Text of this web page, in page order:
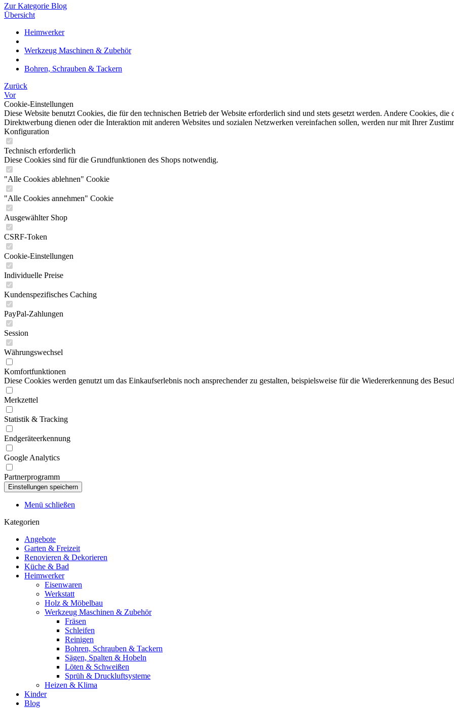
Zur Kategorie Blog
Übersicht
Heimwerker
Werkzeug Maschinen & Zubehör
Bohren, Schrauben & Tackern
Zurück
Vor
Cookie-Einstellungen
Diese Website benutzt Cookies, die für den technischen Betrieb der Website erforderlich sind und stets gesetzt werden. Andere Cookies,
Direktwerbung dienen oder die Interaktion mit anderen Websites und sozialen Netzwerken vereinfachen sollen, werden nur mit Ihrer
Konfiguration
Technisch erforderlich
Diese Cookies sind für die Grundfunktionen des Shops notwendig.
"Alle Cookies ablehnen" Cookie
"Alle Cookies annehmen" Cookie
Ausgewählter Shop
CSRF-Token
Cookie-Einstellungen
Individuelle Preise
Kundenspezifisches Caching
PayPal-Zahlungen
Session
Währungswechsel
Komfortfunktionen
Diese Cookies werden genutzt um das Einkaufserlebnis noch ansprechender zu gestalten, beispielsweise für die Wiedererkennung des
Merkzettel
Statistik & Tracking
Endgeräteerkennung
Google Analytics
Partnerprogramm
Menü schließen
Kategorien
Angebote
Garten & Freizeit
Renovieren & Dekorieren
Küche & Bad
Heimwerker
Eisenwaren
Werkstatt
Holz & Möbelbau
Werkzeug Maschinen & Zubehör
Fräsen
Schleifen
Reinigen
Bohren, Schrauben & Tackern
Sägen, Spalten & Hobeln
Löten & Schweißen
Sprüh & Druckluftsysteme
Heizen & Klima
Kinder
Blog